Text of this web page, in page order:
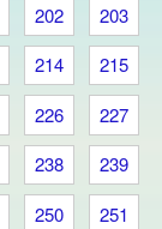
202
203
214
215
226
227
238
239
250
251